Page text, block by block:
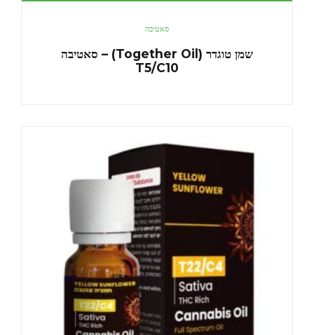
סאטיבה
שמן טוגדר (Together Oil) – סאטיבה
T5/C10